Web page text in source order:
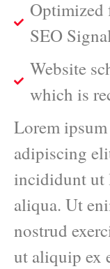
Optimized
SEO Signal
Website
which is
Lorem
adipiscing
incididunt ut
aliqua. Ut
nostrud
ut aliquip ex